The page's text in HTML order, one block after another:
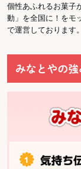
個性あふれるお菓子
動」を全国に！をモ
で運営しております。